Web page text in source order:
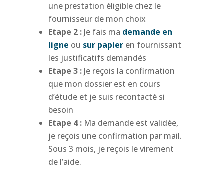
une prestation éligible chez le
fournisseur de mon choix
Etape 2 :Je fais ma demande en
ligne ou sur papieren fournissant
les justificatifs demandés
Etape 3 :Je reçois la confirmation
que mon dossier est en cours
d’étude et je suis recontacté si
besoin
Etape 4 :Ma demande est validée,
je reçois une confirmation par mail.
Sous 3 mois, je reçois le virement
de l’aide.